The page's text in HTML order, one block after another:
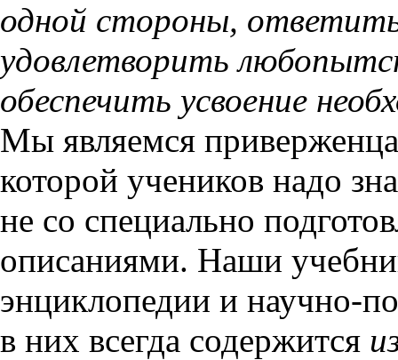
одной стороны,
удовлетворить
обеспечить усвоение
Мы являемся
которой учеников надо
не со специально
описаниями. Наши
энциклопедии и научно-
в них всегда содержится